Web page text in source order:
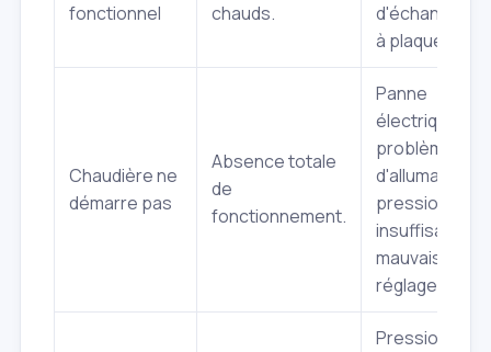
fonctionnel
chauds.
d'échangeur
à plaques.
Chaudière ne
démarre pas
Absence totale
de
fonctionnement.
Panne
électrique,
problème
d'allumage,
pression
insuffisante,
mauvais
réglage.
Pression